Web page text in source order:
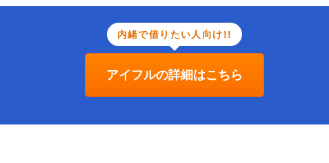
内緒で借りたい人向け!!
アイフルの詳細はこちら